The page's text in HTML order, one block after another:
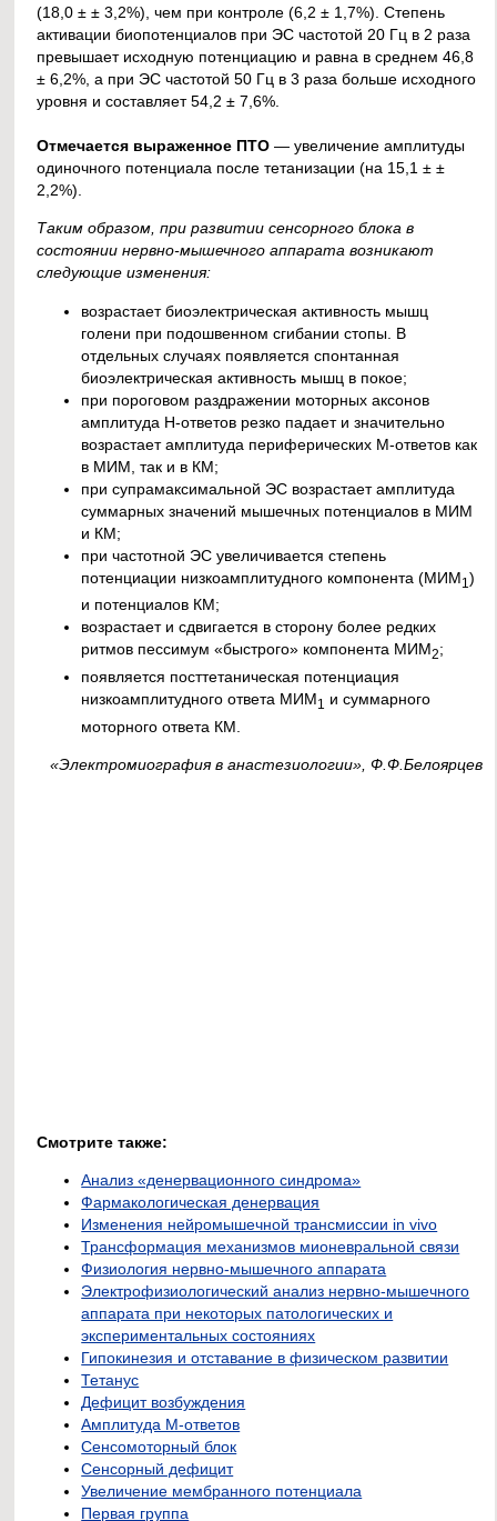
(18,0 ± ± 3,2%), чем при контроле (6,2 ± 1,7%). Степень
активации биопотенциалов при ЭС частотой 20 Гц в 2 раза
превышает исходную потенциацию и равна в среднем 46,8
± 6,2%, а при ЭС частотой 50 Гц в 3 раза больше исходного
уровня и составляет 54,2 ± 7,6%.
Отмечается выраженное ПТО — увеличение амплитуды
одиночного потенциала после тетанизации (на 15,1 ± ±
2,2%).
Таким образом, при развитии сенсорного блока в
состоянии нервно-мышечного аппарата возникают
следующие изменения:
возрастает биоэлектрическая активность мышц
голени при подошвенном сгибании стопы. В
отдельных случаях появляется спонтанная
биоэлектрическая активность мышц в покое;
при пороговом раздражении моторных аксонов
амплитуда Н-ответов резко падает и значительно
возрастает амплитуда периферических М-ответов как
в МИМ, так и в КМ;
при супрамаксимальной ЭС возрастает амплитуда
суммарных значений мышечных потенциалов в МИМ
и КМ;
при частотной ЭС увеличивается степень
потенциации низкоамплитудного компонента (МИМ1)
и потенциалов КМ;
возрастает и сдвигается в сторону более редких
ритмов пессимум «быстрого» компонента МИМ2;
появляется посттетаническая потенциация
низкоамплитудного ответа МИМ1 и суммарного
моторного ответа КМ.
«Электромиография в анастезиологии», Ф.Ф.Белоярцев
Смотрите также:
Анализ «денервационного синдрома»
Фармакологическая денервация
Изменения нейромышечной трансмиссии in vivo
Трансформация механизмов мионевральной связи
Физиология нервно-мышечного аппарата
Электрофизиологический анализ нервно-мышечного
аппарата при некоторых патологических и
экспериментальных состояниях
Гипокинезия и отставание в физическом развитии
Тетанус
Дефицит возбуждения
Амплитуда М-ответов
Сенсомоторный блок
Сенсорный дефицит
Увеличение мембранного потенциала
Первая группа